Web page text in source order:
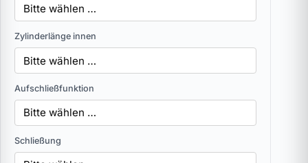
Zylinderlänge innen
Aufschließfunktion
Schließung